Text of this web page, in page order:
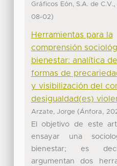
Gráficos Eón, S.A. de C.V.,
08-02)
Herramientas para la
comprensión
bienestar: analítica
formas de
y visibilización del
desigualdad(es)
Arzate, Jorge (Ánfora,
El objetivo de este
ensayar una
bienestar; es
argumentan dos